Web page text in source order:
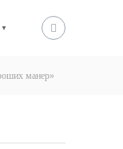
▼
манер»